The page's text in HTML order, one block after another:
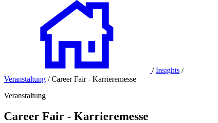
/ Insights /
Veranstaltung / Career Fair - Karrieremesse
Veranstaltung
Career Fair - Karrieremesse